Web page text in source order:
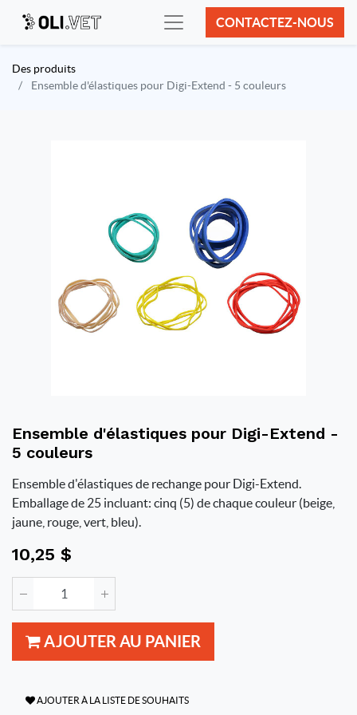
CONTACTEZ-NOUS
Des produits
Ensemble d'élastiques pour Digi-Extend - 5 couleurs
Ensemble d'élastiques pour Digi-Extend -
5 couleurs
Ensemble d'élastiques de rechange pour Digi-Extend.
Emballage de 25 incluant: cinq (5) de chaque couleur (beige,
jaune, rouge, vert, bleu).
10,25 $
AJOUTER AU PANIER
AJOUTER À LA LISTE DE SOUHAITS